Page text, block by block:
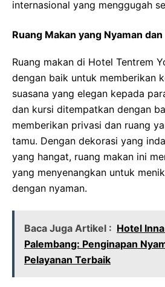
internasional yang menggugah
Ruang Makan yang Nyaman dan
Ruang makan di Hotel Tentrem
dengan baik untuk memberikan
suasana yang elegan kepada
dan kursi ditempatkan dengan
memberikan privasi dan ruang
tamu. Dengan dekorasi yang
yang hangat, ruang makan ini
yang menyenangkan untuk
dengan nyaman.
Baca Juga Artikel : Hotel
Palembang: Penginapan
Pelayanan Terbaik